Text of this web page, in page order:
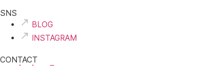
SNS
BLOG
INSTAGRAM
CONTACT